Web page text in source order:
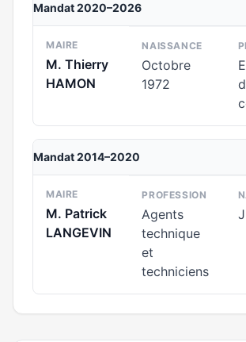
Mandat 2020–2026
MAIRE
M. Thierry
HAMON
NAISSANCE
Octobre
1972
Mandat 2014–2020
MAIRE
M. Patrick
LANGEVIN
PROFESSION
Agents
technique
et
techniciens